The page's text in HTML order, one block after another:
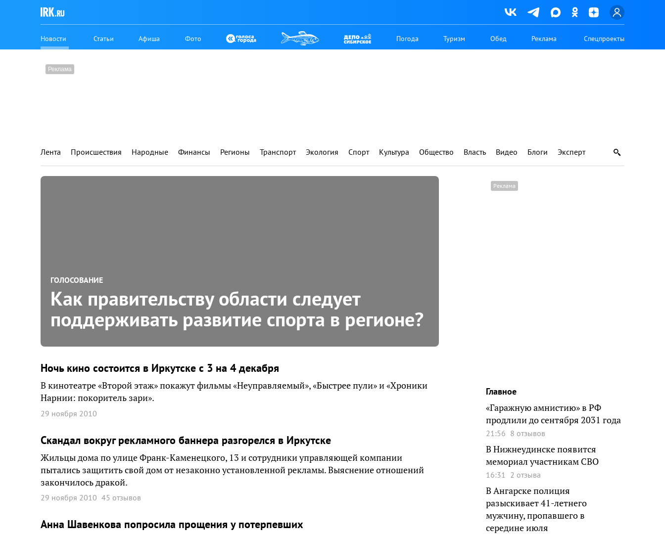
Новости Статьи Афиша Фото Погода Туризм Обед Реклама Спецпроекты
Лента Происшествия Народные Финансы Регионы Транспорт Экология Спорт Культура Общество Власть Видео Блоги Эксперт
ГОЛОСОВАНИЕ
Как правительству области следует
поддерживать развитие спорта в регионе?
Ночь кино состоится в Иркутске с 3 на 4 декабря
В кинотеатре «Второй этаж» покажут фильмы «Неуправляемый», «Быстрее пули» и «Хроники
Нарнии: покоритель зари».
29 ноября 2010
Cкандал вокруг рекламного баннера разгорелся в Иркутске
Жильцы дома по улице Франк-Каменецкого, 13 и сотрудники управляющей компании
пытались защитить свой дом от незаконно установленной рекламы. Выяснение отношений
закончилось дракой.
29 ноября 2010 45 отзывов
Анна Шавенкова попросила прощения у потерпевших
Главное
«Гаражную амнистию» в РФ
продлили до сентября 2031 года
21:56 8 отзывов
В Нижнеудинске появится
мемориал участникам СВО
16:31 2 отзыва
В Ангарске полиция
разыскивает 41-летнего
мужчину, пропавшего в
середине июля